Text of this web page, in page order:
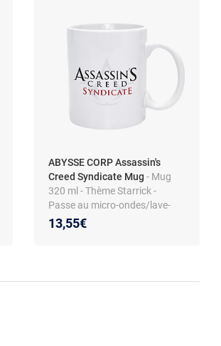
ABYSSE CORP Assassin's
Creed Syndicate Mug - Mug
320 ml - Thème Starrick -
Passe au micro-ondes/lave-
vaisselle
13,55€